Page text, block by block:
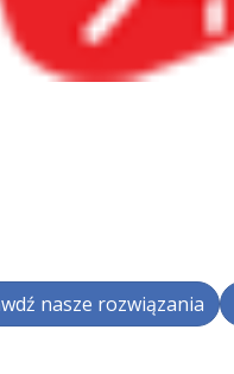
nasze rozwiązania